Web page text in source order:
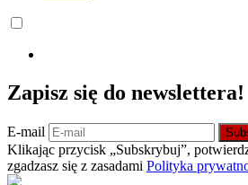
Zapisz się do newslettera!
E-mail
Klikając przycisk „Subskrybuj”,
zgadzasz się z zasadami Polityka